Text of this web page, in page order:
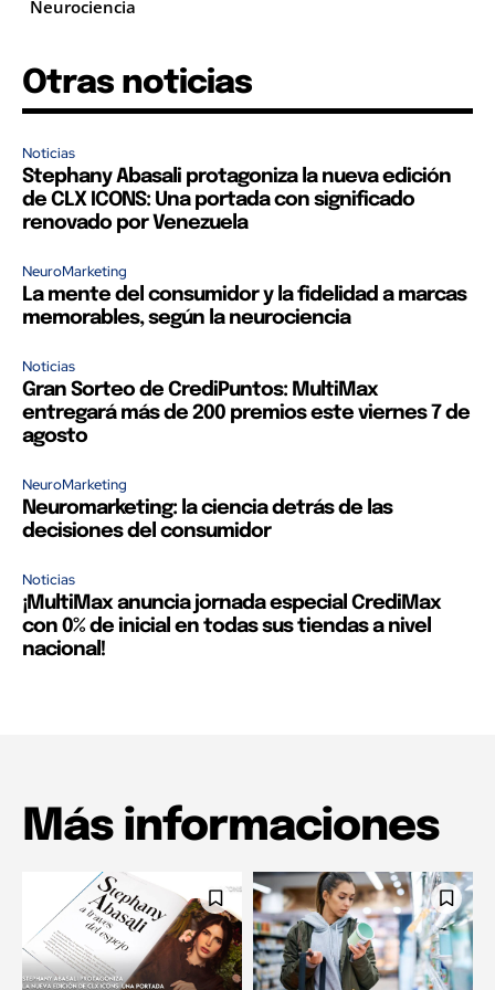
Neurociencia
Otras noticias
Noticias
Stephany Abasali protagoniza la nueva edición
de CLX ICONS: Una portada con significado
renovado por Venezuela
NeuroMarketing
La mente del consumidor y la fidelidad a marcas
memorables, según la neurociencia
Noticias
Gran Sorteo de CrediPuntos: MultiMax
entregará más de 200 premios este viernes 7 de
agosto
NeuroMarketing
Neuromarketing: la ciencia detrás de las
decisiones del consumidor
Noticias
¡MultiMax anuncia jornada especial CrediMax
con 0% de inicial en todas sus tiendas a nivel
nacional!
Más informaciones